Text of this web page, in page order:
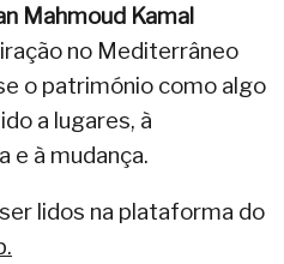
Mahmoud Kamal
no Mediterrâneo
o património como algo
a lugares, à
e à mudança.
lidos na plataforma do